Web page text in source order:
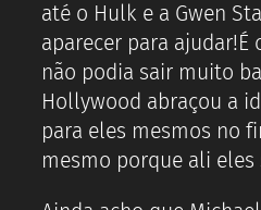
até o Hulk e a Gwen
aparecer para ajudar!É
não podia sair muito
Hollywood abraçou a
para eles mesmos no
mesmo porque ali eles